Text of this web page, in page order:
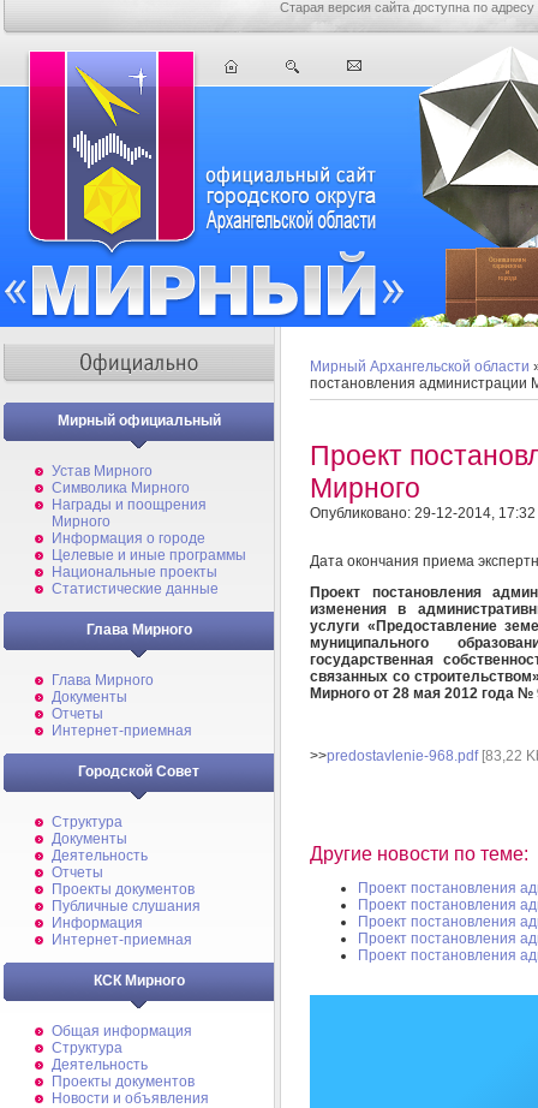
Старая версия сайта доступна по адресу
Мирный официальный
Устав Мирного
Символика Мирного
Награды и поощрения
Мирного
Информация о городе
Целевые и иные программы
Национальные проекты
Статистические данные
Глава Мирного
Глава Мирного
Документы
Отчеты
Интернет-приемная
Городской Совет
Структура
Документы
Деятельность
Отчеты
Проекты документов
Публичные слушания
Информация
Интернет-приемная
КСК Мирного
Общая информация
Структура
Деятельность
Проекты документов
Новости и объявления
Мирный Архангельской области
постановления администрации
Проект
Мирного
Опубликовано: 29-12-2014, 17:32
Дата окончания приема
Проект постановления
изменения в
услуги «Предоставление
муниципального
государственная
связанных со
Мирного от 28 мая 2012 года №
>>predostavlenie-968.pdf[83,22
Другие новости по теме:
Проект постановления
Проект постановления
Проект постановления
Проект постановления
Проект постановления